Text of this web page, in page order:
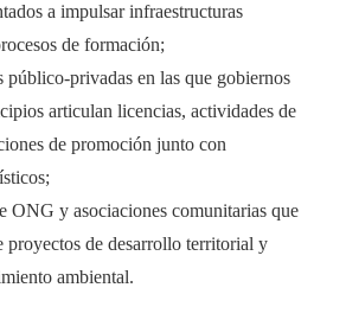
a impulsar infraestructuras
de formación;
público-privadas en las que gobiernos
articulan licencias, actividades de
de promoción junto con
ONG y asociaciones comunitarias que
proyectos de desarrollo territorial y
ambiental.